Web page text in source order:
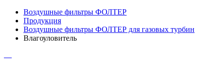
Воздушные фильтры ФОЛТЕР
Продукция
Воздушные фильтры ФОЛТЕР для газовых турбин
Влагоуловитель